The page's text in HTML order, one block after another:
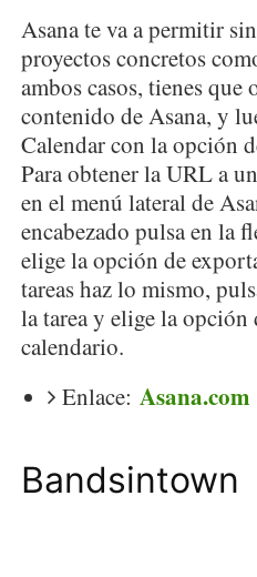
Asana te va a permitir
proyectos concretos
ambos casos, tienes que
contenido de Asana, y
Calendar con la opción
Para obtener la URL a
en el menú lateral de
encabezado pulsa en la
elige la opción de
tareas haz lo mismo,
la tarea y elige la
calendario.
Enlace: Asana.com
Bandsintown